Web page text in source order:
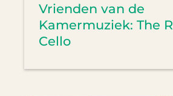
Vrienden van de
Kamermuziek: The
Cello